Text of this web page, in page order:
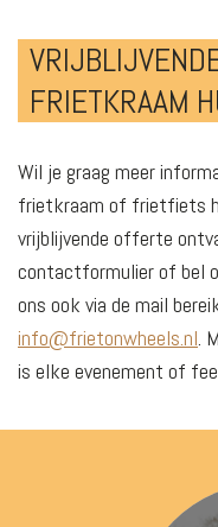
FRIETKRAAM
Wil je graag meer
frietkraam of frietfiets
vrijblijvende offerte
contactformulier of bel
ons ook via de mail
info@frietonwheels.nl.
is elke evenement of